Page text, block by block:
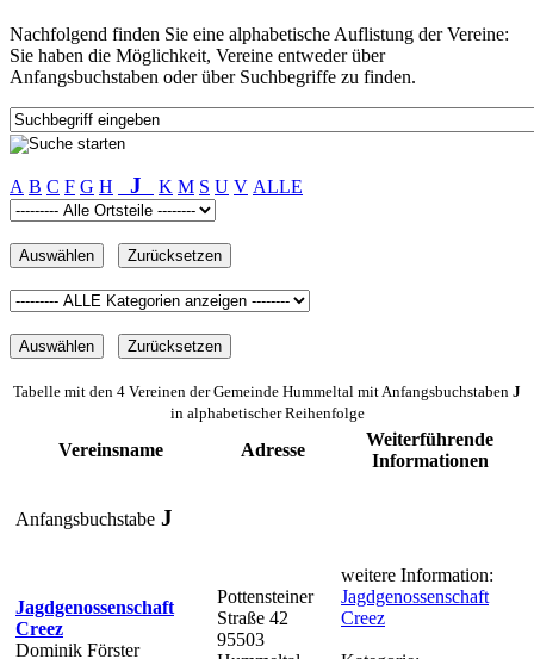
Nachfolgend finden Sie eine alphabetische Auflistung der Vereine:
Sie haben die Möglichkeit, Vereine entweder über
Anfangsbuchstaben oder über Suchbegriffe zu finden.
A B C F G H J K M S U V ALLE
Tabelle mit den 4 Vereinen der Gemeinde Hummeltal mit Anfangsbuchstaben J
in alphabetischer Reihenfolge
Vereinsname Adresse
Weiterführende
Informationen
Anfangsbuchstabe J
Jagdgenossenschaft
Creez
Dominik Förster
Pottensteiner
Straße 42
95503
weitere Information:
Jagdgenossenschaft
Creez